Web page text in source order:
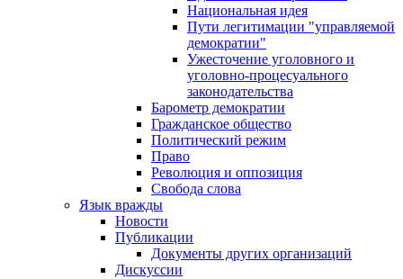
Национальная идея
Пути легитимации "управляемой
демократии"
Ужесточение уголовного и
уголовно-процесуального
законодательства
Барометр демократии
Гражданское общество
Политический режим
Право
Революция и оппозиция
Свобода слова
Язык вражды
Новости
Публикации
Документы других организаций
Дискуссии